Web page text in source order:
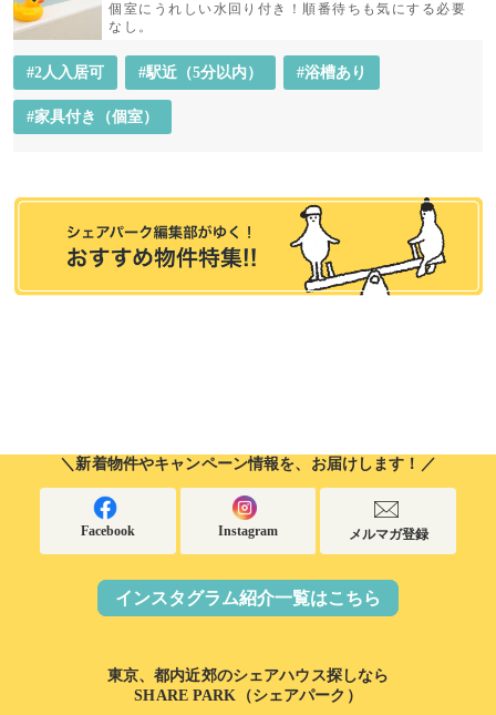
個室にうれしい水回り付き！順番待ちも気にする必要
なし。
#2人入居可 #駅近（5分以内） #浴槽あり
#家具付き（個室）
＼新着物件やキャンペーン情報を、お届けします！／
Facebook Instagram メルマガ登録
インスタグラム紹介一覧はこちら
東京、都内近郊のシェアハウス探しなら
SHARE PARK（シェアパーク）